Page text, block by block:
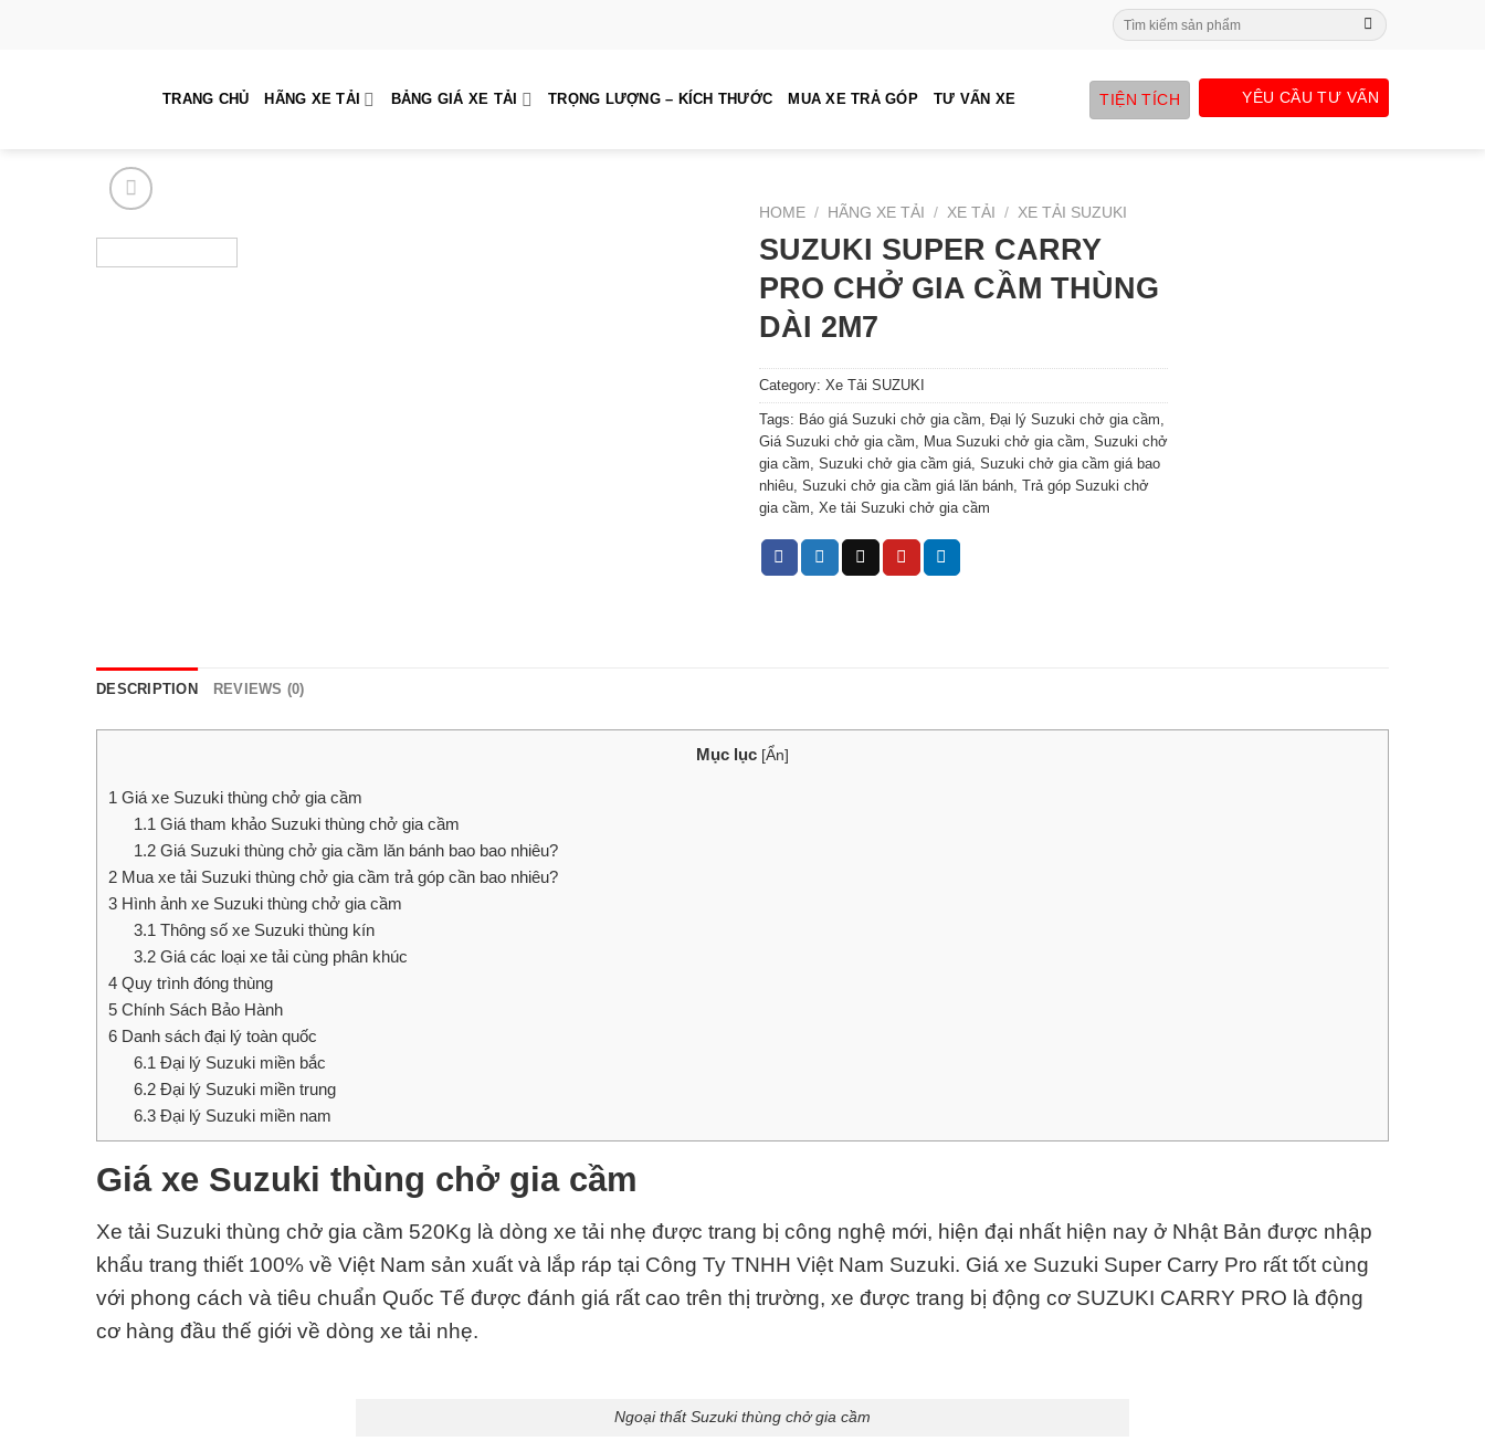
Search
for:
TRANG CHỦ HÃNG XE TẢI BẢNG GIÁ XE TẢI TRỌNG LƯỢNG – KÍCH THƯỚC MUA XE TRẢ GÓP TƯ VẤN XE TIỆN TÍCH YÊU CẦU TƯ VẤN
HOME / HÃNG XE TẢI / XE TẢI / XE TẢI SUZUKI
SUZUKI SUPER CARRY
PRO CHỞ GIA CẦM THÙNG
DÀI 2M7
Category: Xe Tải SUZUKI
Tags: Báo giá Suzuki chở gia cầm Đại lý Suzuki chở gia cầm
Giá Suzuki chở gia cầm
Mua Suzuki chở gia cầm Suzuki chở
gia cầm Suzuki chở gia cầm giá Suzuki chở gia cầm giá bao
nhiêu Suzuki chở gia cầm giá lăn bánh Trả góp Suzuki chở
gia cầm Xe tải Suzuki chở gia cầm
DESCRIPTION REVIEWS (0)
Mục lục [Ẩn]
1 Giá xe Suzuki thùng chở gia cầm
1.1 Giá tham khảo Suzuki thùng chở gia cầm
1.2Giá Suzuki thùng chở gia cầm lăn bánh bao bao nhiêu?
2 Mua xe tải Suzuki thùng chở gia cầm trả góp cần bao nhiêu?
3 Hình ảnh xe Suzuki thùng chở gia cầm
3.1 Thông số xe Suzuki thùng kín
3.2Giá các loại xe tải cùng phân khúc
4 Quy trình đóng thùng
5 Chính Sách Bảo Hành
6 Danh sách đại lý toàn quốc
6.1 Đại lý Suzuki miền bắc
6.2Đại lý Suzuki miền trung
6.3Đại lý Suzuki miền nam
Giá xe Suzuki thùng chở gia cầm
Xe tải Suzuki thùng chở gia cầm 520Kg là dòng xe tải nhẹ được trang bị công nghệ mới, hiện đại nhất hiện nay ở Nhật Bản được nhập
khẩu trang thiết 100% về Việt Nam sản xuất và lắp ráp tại Công Ty TNHH Việt Nam Suzuki. Giá xe Suzuki Super Carry Pro rất tốt cùng
với phong cách và tiêu chuẩn Quốc Tế được đánh giá rất cao trên thị trường, xe được trang bị động cơ SUZUKI CARRY PRO là động
cơ hàng đầu thế giới về dòng xe tải nhẹ.
Ngoại thất Suzuki thùng chở gia cầm